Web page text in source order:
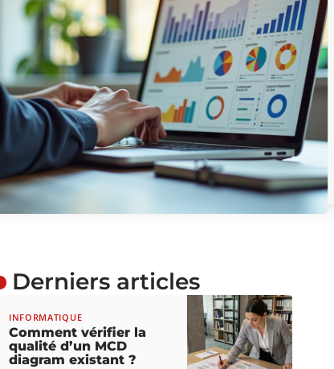
Derniers articles
INFORMATIQUE
Comment vérifier la
qualité d’un MCD
diagram existant ?